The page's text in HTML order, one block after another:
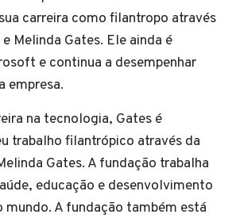
carreira como filantropo através
Melinda Gates. Ele ainda é
e continua a desempenhar
empresa.
na tecnologia, Gates é
trabalho filantrópico através da
Gates. A fundação trabalha
educação e desenvolvimento
A fundação também está